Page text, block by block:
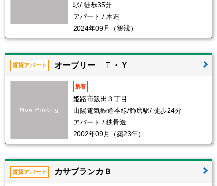
駅/ 徒歩35分
アパート / 木造
2024年09月（築浅）
賃貸アパート オーブリー Ｔ・Ｙ
新着
姫路市飯田３丁目
山陽電気鉄道本線/飾磨駅/ 徒歩24分
アパート / 鉄骨造
2002年09月（築23年）
賃貸アパート カサブランカＢ